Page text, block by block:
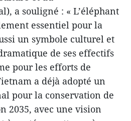
a souligné : « L’éléphant
essentiel pour la
un symbole culturel et
de ses effectifs
pour les efforts de
a déjà adopté un
pour la conservation de
2035, avec une vision